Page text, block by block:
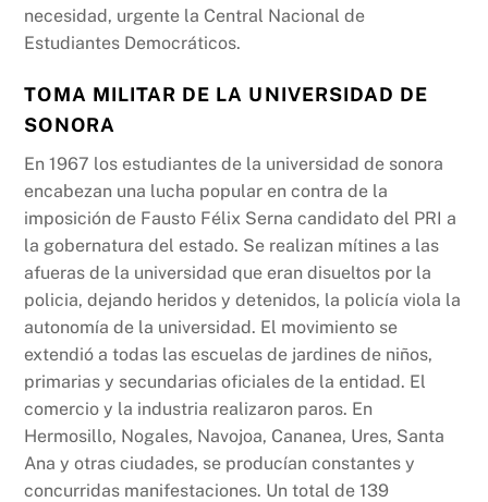
necesidad, urgente la Central Nacional de
Estudiantes Democráticos.
TOMA MILITAR DE LA UNIVERSIDAD DE
SONORA
En 1967 los estudiantes de la universidad de sonora
encabezan una lucha popular en contra de la
imposición de Fausto Félix Serna candidato del PRI a
la gobernatura del estado. Se realizan mítines a las
afueras de la universidad que eran disueltos por la
policia, dejando heridos y detenidos, la policía viola la
autonomía de la universidad. El movimiento se
extendió a todas las escuelas de jardines de niños,
primarias y secundarias oficiales de la entidad. El
comercio y la industria realizaron paros. En
Hermosillo, Nogales, Navojoa, Cananea, Ures, Santa
Ana y otras ciudades, se producían constantes y
concurridas manifestaciones. Un total de 139